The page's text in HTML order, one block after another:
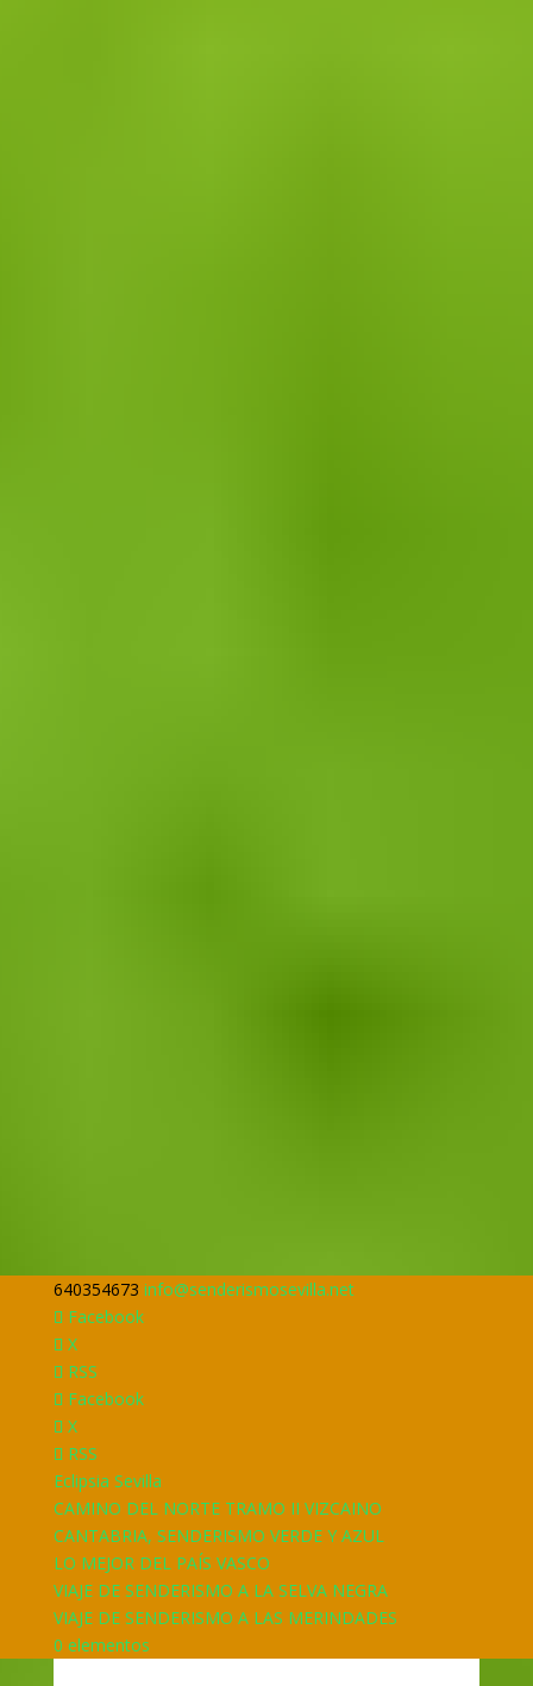
640354673 info@senderismosevilla.net
Facebook
X
RSS
Facebook
X
RSS
Eclipsia Sevilla
CAMINO DEL NORTE TRAMO II VIZCAINO
CANTABRIA, SENDERISMO VERDE Y AZUL
LO MEJOR DEL PAÍS VASCO
VIAJE DE SENDERISMO A LA SELVA NEGRA
VIAJE DE SENDERISMO A LAS MERINDADES
0 elementos